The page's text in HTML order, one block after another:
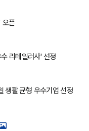
오픈
리테일러사' 선정
생활 균형 우수기업 선정